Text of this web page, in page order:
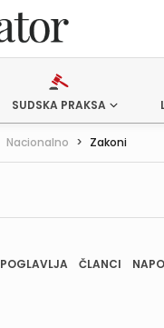
SUDSKA PRAKSA
Nacionalno > Zakoni
POGLAVLJA ČLANCI